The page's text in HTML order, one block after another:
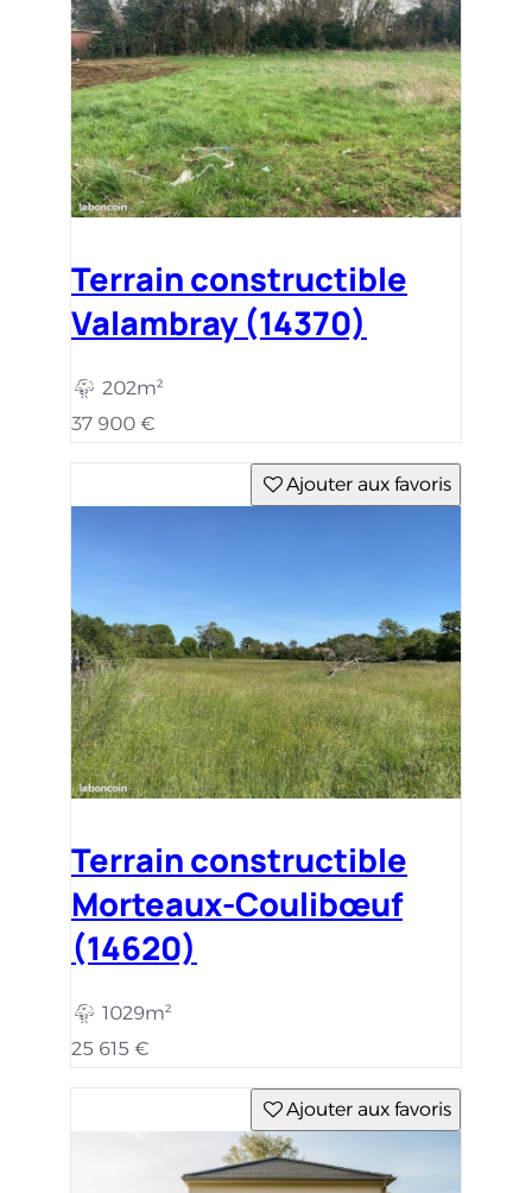
Terrain constructible
Valambray (14370)
202m²
37 900 €
Ajouter aux favoris
Terrain constructible
Morteaux-Coulibœuf
(14620)
1029m²
25 615 €
Ajouter aux favoris